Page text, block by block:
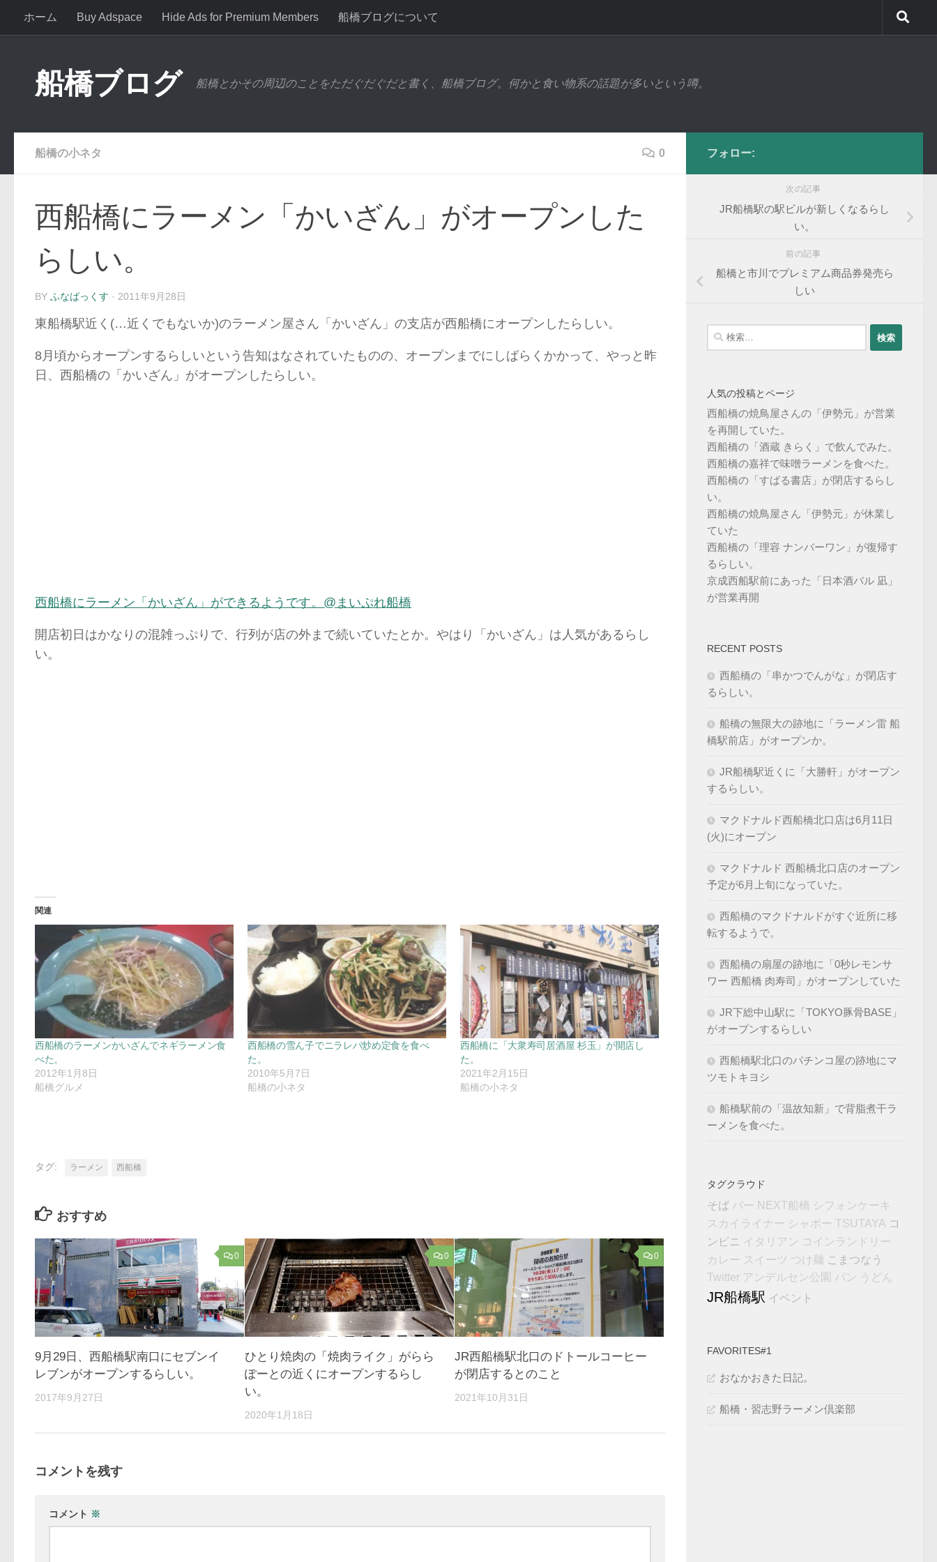
コンテンツへスキップ
ホーム Buy Adspace Hide Ads for Premium Members 船橋ブログについて
船橋ブログ 船橋とかその周辺のことをただぐだぐだと書く、船橋ブログ。何かと食い物系の話題が多いという噂。
船橋の小ネタ 0
西船橋にラーメン「かいざん」がオープンした
らしい。
BY ふなばっくす · 2011年9月28日
東船橋駅近く(…近くでもないか)のラーメン屋さん「かいざん」の支店が西船橋にオープンしたらしい。
8月頃からオープンするらしいという告知はなされていたものの、オープンまでにしばらくかかって、やっと昨
日、西船橋の「かいざん」がオープンしたらしい。
西船橋にラーメン「かいざん」ができるようです。@まいぷれ船橋
開店初日はかなりの混雑っぷりで、行列が店の外まで続いていたとか。やはり「かいざん」は人気があるらし
い。
関連
西船橋のラーメンかいざんでネギラーメン食
べた。
2012年1月8日
船橋グルメ
西船橋の雪ん子でニラレバ炒め定食を食べ
た。
2010年5月7日
船橋の小ネタ
西船橋に「大衆寿司居酒屋 杉玉」が開店し
た。
2021年2月15日
船橋の小ネタ
タグ: ラーメン 西船橋
おすすめ
0
9月29日、西船橋駅南口にセブンイ
レブンがオープンするらしい。
2017年9月27日
0
ひとり焼肉の「焼肉ライク」がらら
ぽーとの近くにオープンするらし
い。
2020年1月18日
0
JR西船橋駅北口のドトールコーヒー
が閉店するとのこと
2021年10月31日
コメントを残す
コメント ※
フォロー:
次の記事
JR船橋駅の駅ビルが新しくなるらし
い。
前の記事
船橋と市川でプレミアム商品券発売ら
しい
検
索:
人気の投稿とページ
西船橋の焼鳥屋さんの「伊勢元」が営業
を再開していた。
西船橋の「酒蔵 きらく」で飲んでみた。
西船橋の嘉祥で味噌ラーメンを食べた。
西船橋の「すばる書店」が閉店するらし
い。
西船橋の焼鳥屋さん「伊勢元」が休業し
ていた
西船橋の「理容 ナンバーワン」が復帰す
るらしい。
京成西船駅前にあった「日本酒バル 凪」
が営業再開
RECENT POSTS
西船橋の「串かつでんがな」が閉店す
るらしい。
船橋の無限大の跡地に「ラーメン雷 船
橋駅前店」がオープンか。
JR船橋駅近くに「大勝軒」がオープン
するらしい。
マクドナルド西船橋北口店は6月11日
(火)にオープン
マクドナルド 西船橋北口店のオープン
予定が6月上旬になっていた。
西船橋のマクドナルドがすぐ近所に移
転するようで。
西船橋の扇屋の跡地に「0秒レモンサ
ワー 西船橋 肉寿司」がオープンしていた
JR下総中山駅に「TOKYO豚骨BASE」
がオープンするらしい
西船橋駅北口のパチンコ屋の跡地にマ
ツモトキヨシ
船橋駅前の「温故知新」で背脂煮干ラ
ーメンを食べた。
タグクラウド
そば バー NEXT船橋 シフォンケーキ
スカイライナー シャポー TSUTAYA コ
ンビニ イタリアン コインランドリー
カレー スイーツ つけ麺 こまつなう
Twitter アンデルセン公園 パン うどん
JR船橋駅 イベント
FAVORITES#1
おなかおきた日記。
船橋・習志野ラーメン倶楽部